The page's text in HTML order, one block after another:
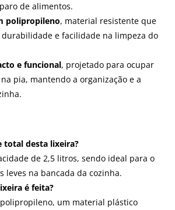
de alimentos.
polipropileno, material resistente que
e facilidade na limpeza do
e funcional, projetado para ocupar
pia, mantendo a organização e a
total desta lixeira?
de 2,5 litros, sendo ideal para o
leves na bancada da cozinha.
é feita?
um material plástico